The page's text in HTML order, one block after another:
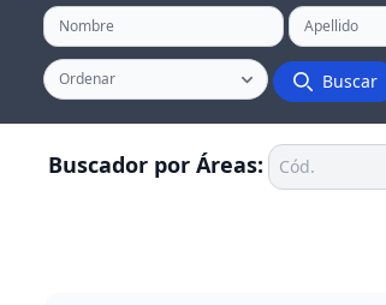
Buscar
Buscador por Áreas: